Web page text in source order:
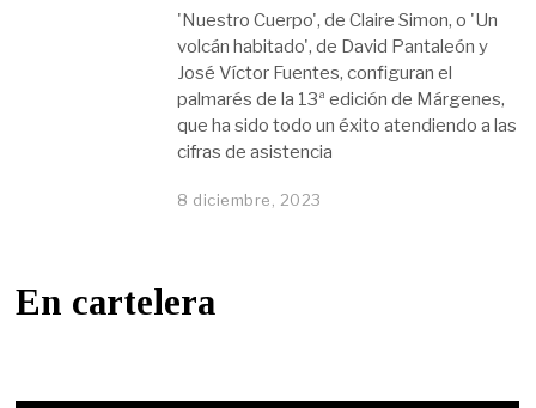
'Nuestro Cuerpo', de Claire Simon, o 'Un
volcán habitado', de David Pantaleón y
José Víctor Fuentes, configuran el
palmarés de la 13ª edición de Márgenes,
que ha sido todo un éxito atendiendo a las
cifras de asistencia
8 diciembre, 2023
En cartelera